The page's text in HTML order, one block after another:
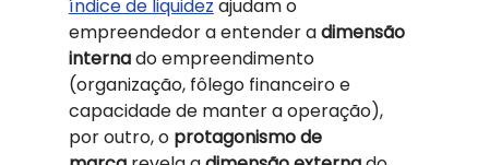
índice de liquidez ajudam o
empreendedor a entender a dimensão
interna do empreendimento
(organização, fôlego financeiro e
capacidade de manter a operação),
por outro, o protagonismo de